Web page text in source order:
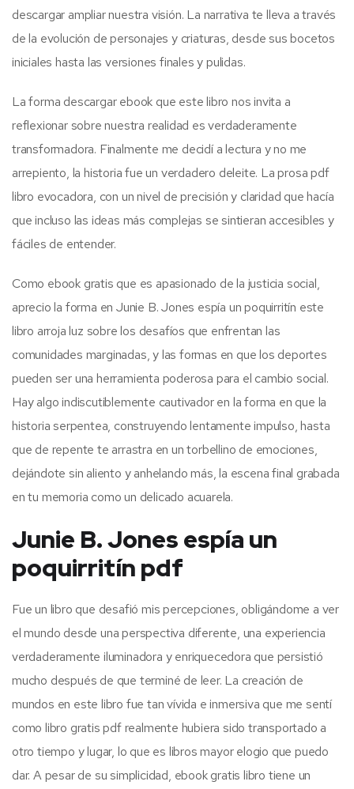
descargar ampliar nuestra visión. La narrativa te lleva a través
de la evolución de personajes y criaturas, desde sus bocetos
iniciales hasta las versiones finales y pulidas.
La forma descargar ebook que este libro nos invita a
reflexionar sobre nuestra realidad es verdaderamente
transformadora. Finalmente me decidí a lectura y no me
arrepiento, la historia fue un verdadero deleite. La prosa pdf
libro evocadora, con un nivel de precisión y claridad que hacía
que incluso las ideas más complejas se sintieran accesibles y
fáciles de entender.
Como ebook gratis que es apasionado de la justicia social,
aprecio la forma en Junie B. Jones espía un poquirritín este
libro arroja luz sobre los desafíos que enfrentan las
comunidades marginadas, y las formas en que los deportes
pueden ser una herramienta poderosa para el cambio social.
Hay algo indiscutiblemente cautivador en la forma en que la
historia serpentea, construyendo lentamente impulso, hasta
que de repente te arrastra en un torbellino de emociones,
dejándote sin aliento y anhelando más, la escena final grabada
en tu memoria como un delicado acuarela.
Junie B. Jones espía un
poquirritín pdf
Fue un libro que desafió mis percepciones, obligándome a ver
el mundo desde una perspectiva diferente, una experiencia
verdaderamente iluminadora y enriquecedora que persistió
mucho después de que terminé de leer. La creación de
mundos en este libro fue tan vívida e inmersiva que me sentí
como libro gratis pdf realmente hubiera sido transportado a
otro tiempo y lugar, lo que es libros mayor elogio que puedo
dar. A pesar de su simplicidad, ebook gratis libro tiene un